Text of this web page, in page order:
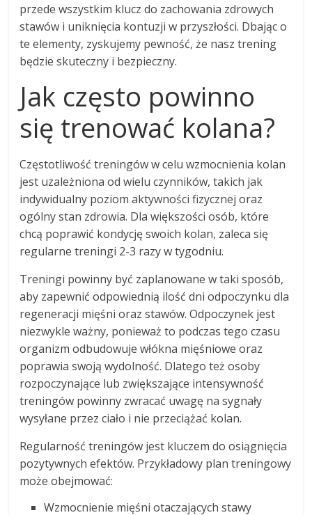
przede wszystkim klucz do zachowania zdrowych
stawów i uniknięcia kontuzji w przyszłości. Dbając o
te elementy, zyskujemy pewność, że nasz trening
będzie skuteczny i bezpieczny.
Jak często powinno
się trenować kolana?
Częstotliwość treningów w celu wzmocnienia kolan
jest uzależniona od wielu czynników, takich jak
indywidualny poziom aktywności fizycznej oraz
ogólny stan zdrowia. Dla większości osób, które
chcą poprawić kondycję swoich kolan, zaleca się
regularne treningi 2-3 razy w tygodniu.
Treningi powinny być zaplanowane w taki sposób,
aby zapewnić odpowiednią ilość dni odpoczynku dla
regeneracji mięśni oraz stawów. Odpoczynek jest
niezwykle ważny, ponieważ to podczas tego czasu
organizm odbudowuje włókna mięśniowe oraz
poprawia swoją wydolność. Dlatego też osoby
rozpoczynające lub zwiększające intensywność
treningów powinny zwracać uwagę na sygnały
wysyłane przez ciało i nie przeciążać kolan.
Regularność treningów jest kluczem do osiągnięcia
pozytywnych efektów. Przykładowy plan treningowy
może obejmować:
Wzmocnienie mięśni otaczających stawy